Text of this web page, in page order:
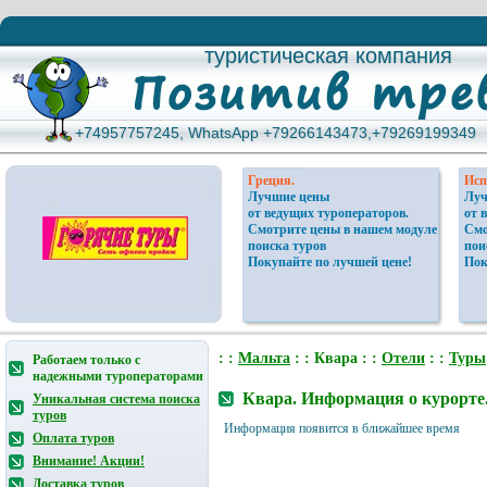
туристическая компания
туристическая компания
+74957757245, WhatsApp +79266143473,+79269199349
+74957757245, WhatsApp +79266143473,+79269199349
Греция.
Лучшие цены
от ведущих туроператоров.
Смотрите цены в нашем модуле
поиска туров
Покупайте по лучшей цене!
от
Работаем только с
надежными туроператорами
Уникальная система поиска
туров
Оплата туров
Внимание! Акции!
Доставка туров
: : Мальтa : : Квара : : Отели : : Туры
Квара. Информация о
Информация появится в ближайшее время